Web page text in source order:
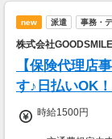
new 派遣 事務・
株式会社
【保険代理店
す♪日払いOK！
時給1500円